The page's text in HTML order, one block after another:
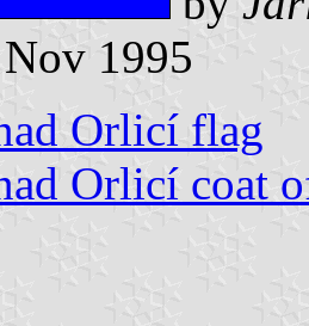
1995
Orlicí flag
Orlicí coat